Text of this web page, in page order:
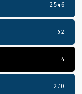
2546
52
4
270